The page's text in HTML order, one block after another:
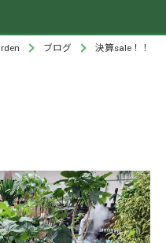
ブログ 決算sale！！